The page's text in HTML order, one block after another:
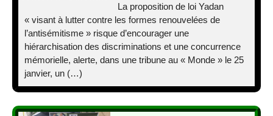
La proposition de loi Yadan
« visant à lutter contre les formes renouvelées de
l’antisémitisme » risque d’encourager une
hiérarchisation des discriminations et une concurrence
mémorielle, alerte, dans une tribune au « Monde » le 25
janvier, un (…)